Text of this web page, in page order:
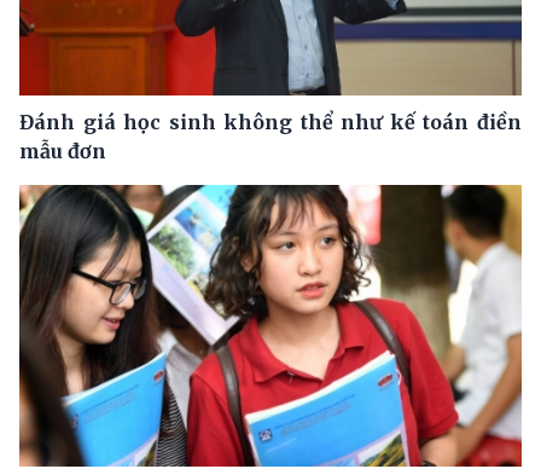
Đánh giá học sinh không thể như kế toán điền
mẫu đơn